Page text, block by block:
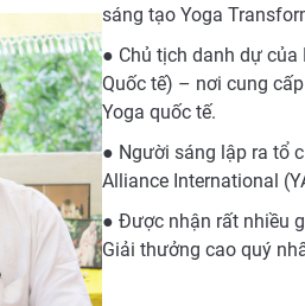
sáng tạo Yoga
● Chủ tịch danh dự của
Quốc tế) – nơi cung
Yoga quốc tế.
● Người sáng lập ra tổ
Alliance International
● Được nhận rất nhiều
Giải thưởng cao quý